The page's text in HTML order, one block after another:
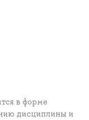
в форме
дисциплины и